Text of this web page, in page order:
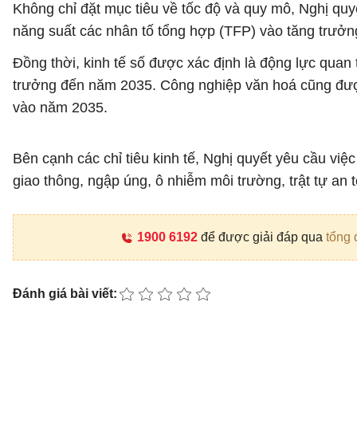
Không chỉ đặt mục tiêu về tốc độ và quy mô, Nghị
năng suất các nhân tố tổng hợp (TFP) vào tăng
Đồng thời, kinh tế số được xác định là động lực quan
trưởng đến năm 2035. Công nghiệp văn hoá cũng
vào năm 2035.
Bên cạnh các chỉ tiêu kinh tế, Nghị quyết yêu cầu
giao thông, ngập úng, ô nhiễm môi trường, trật tự an
1900 6192để được giải đáp qua tổng
Đánh giá bài viết: